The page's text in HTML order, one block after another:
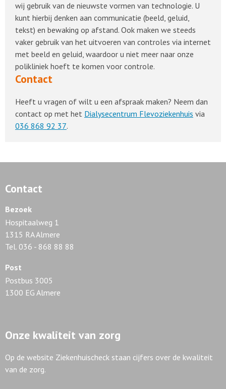
wij gebruik van de nieuwste vormen van technologie. U
kunt hierbij denken aan communicatie (beeld, geluid,
tekst) en bewaking op afstand. Ook maken we steeds
vaker gebruik van het uitvoeren van controles via internet
met beeld en geluid, waardoor u niet meer naar onze
polikliniek hoeft te komen voor controle.
Contact
Heeft u vragen of wilt u een afspraak maken? Neem dan
contact op met het Dialysecentrum Flevoziekenhuis via
036 868 92 37.
Contact
Bezoek
Hospitaalweg 1
1315 RA Almere
Tel. 036 - 868 88 88
Post
Postbus 3005
1300 EG Almere
Onze kwaliteit van zorg
Op de website Ziekenhuischeck staan cijfers over de kwaliteit
van de zorg.